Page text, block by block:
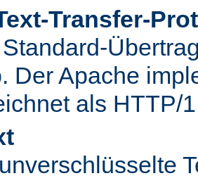
Transfer-
Der Apache
als HTTP/